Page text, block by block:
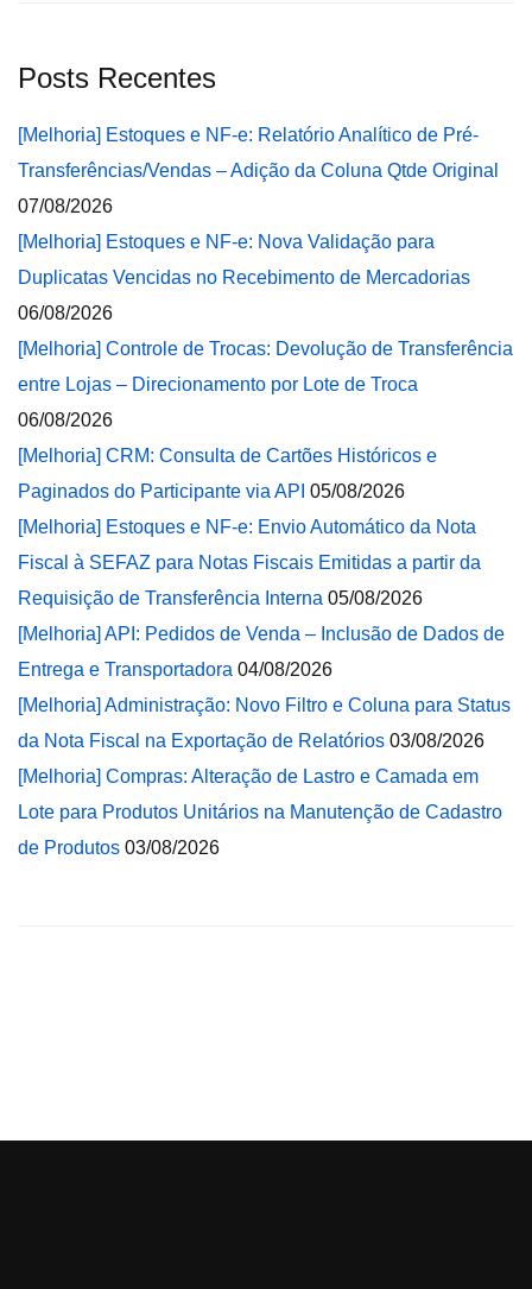
Posts Recentes
[Melhoria] Estoques e NF-e: Relatório Analítico de Pré-
Transferências/Vendas – Adição da Coluna Qtde Original
07/08/2026
[Melhoria] Estoques e NF-e: Nova Validação para
Duplicatas Vencidas no Recebimento de Mercadorias
06/08/2026
[Melhoria] Controle de Trocas: Devolução de Transferência
entre Lojas – Direcionamento por Lote de Troca
06/08/2026
[Melhoria] CRM: Consulta de Cartões Históricos e
Paginados do Participante via API 05/08/2026
[Melhoria] Estoques e NF-e: Envio Automático da Nota
Fiscal à SEFAZ para Notas Fiscais Emitidas a partir da
Requisição de Transferência Interna 05/08/2026
[Melhoria] API: Pedidos de Venda – Inclusão de Dados de
Entrega e Transportadora 04/08/2026
[Melhoria] Administração: Novo Filtro e Coluna para Status
da Nota Fiscal na Exportação de Relatórios 03/08/2026
[Melhoria] Compras: Alteração de Lastro e Camada em
Lote para Produtos Unitários na Manutenção de Cadastro
de Produtos 03/08/2026